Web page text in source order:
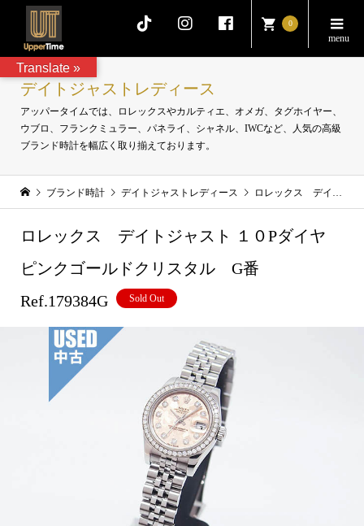
0
デイトジャストレディース
アッパータイムでは、ロレックスやカルティエ、オメガ、タグホイヤー、
ウブロ、フランクミュラー、パネライ、シャネル、IWCなど、人気の高級
ブランド時計を幅広く取り揃えております。
ブランド時計 デイトジャストレディース ロレックス デイトジャスト １０Pダイヤ ピンクゴールドクリスタル G番 Ref.179384G
ロレックス デイトジャスト １０Pダイヤ
ピンクゴールドクリスタル G番
Ref.179384G
Sold Out
Translate »